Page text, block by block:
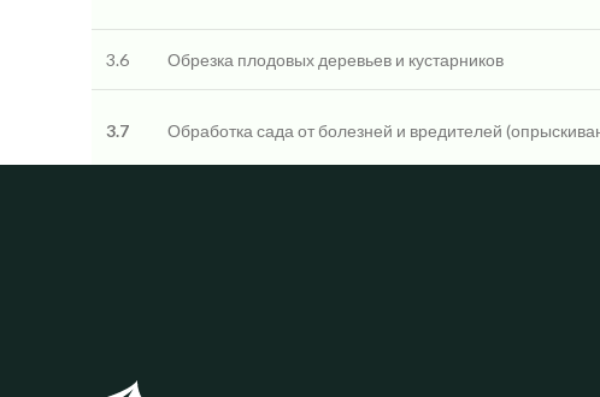
3.6 Обрезка плодовых деревьев и кустарников
3.7 Обработка сада от болезней и вредителей